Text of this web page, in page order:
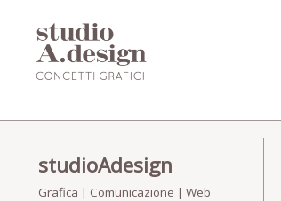
studioAdesign
Grafica | Comunicazione | Web